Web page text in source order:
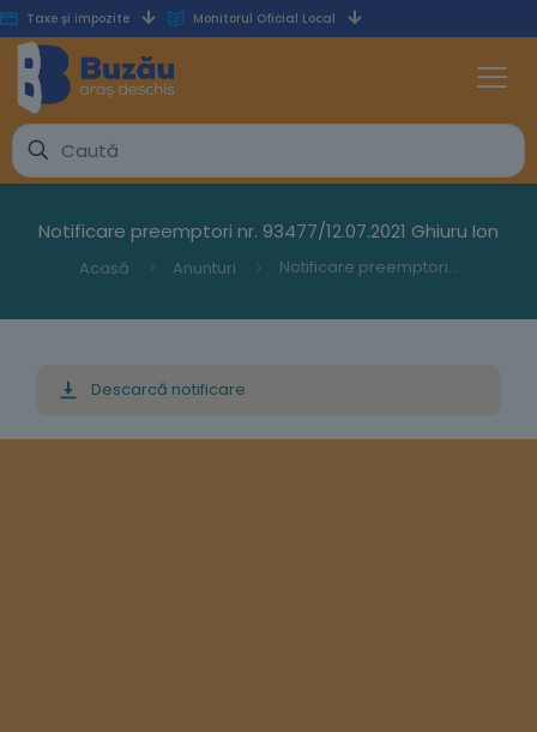
Taxe și impozite Monitorul Oficial Local
Notificare preemptori nr. 93477/12.07.2021 Ghiuru Ion
Acasă Anunturi Notificare preemptori nr. 93477/12.07.2021 Ghiuru Ion
Descarcă notificare